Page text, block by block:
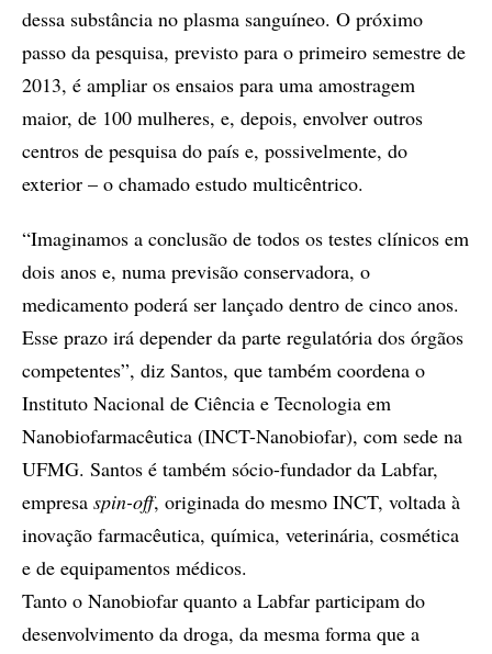
dessa substância no plasma sanguíneo. O próximo
passo da pesquisa, previsto para o primeiro semestre de
2013, é ampliar os ensaios para uma amostragem
maior, de 100 mulheres, e, depois, envolver outros
centros de pesquisa do país e, possivelmente, do
exterior – o chamado estudo multicêntrico.
“Imaginamos a conclusão de todos os testes clínicos em
dois anos e, numa previsão conservadora, o
medicamento poderá ser lançado dentro de cinco anos.
Esse prazo irá depender da parte regulatória dos órgãos
competentes”, diz Santos, que também coordena o
Instituto Nacional de Ciência e Tecnologia em
Nanobiofarmacêutica (INCT-Nanobiofar), com sede na
UFMG. Santos é também sócio-fundador da Labfar,
empresa spin-off, originada do mesmo INCT, voltada à
inovação farmacêutica, química, veterinária, cosmética
e de equipamentos médicos.
Tanto o Nanobiofar quanto a Labfar participam do
desenvolvimento da droga, da mesma forma que a